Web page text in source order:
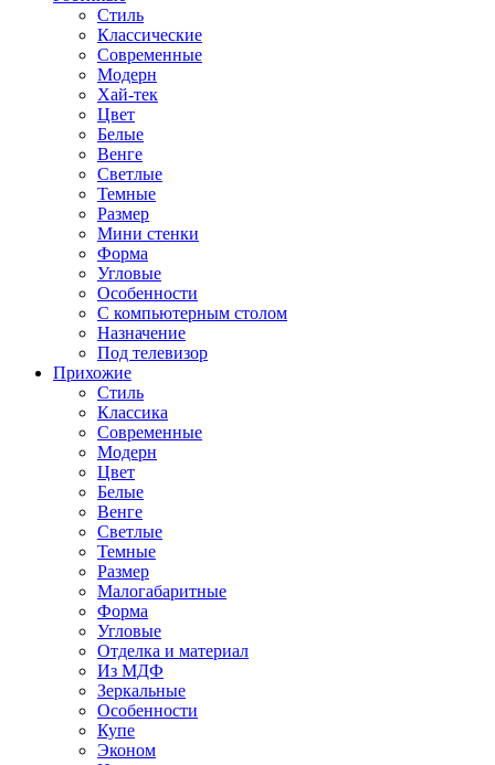
Стиль
Классические
Современные
Модерн
Хай-тек
Цвет
Белые
Венге
Светлые
Темные
Размер
Мини стенки
Форма
Угловые
Особенности
С компьютерным столом
Назначение
Под телевизор
Прихожие
Стиль
Классика
Современные
Модерн
Цвет
Белые
Венге
Светлые
Темные
Размер
Малогабаритные
Форма
Угловые
Отделка и материал
Из МДФ
Зеркальные
Особенности
Купе
Эконом